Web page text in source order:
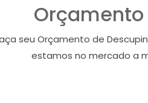
seu Orçamento de
estamos no mercado a